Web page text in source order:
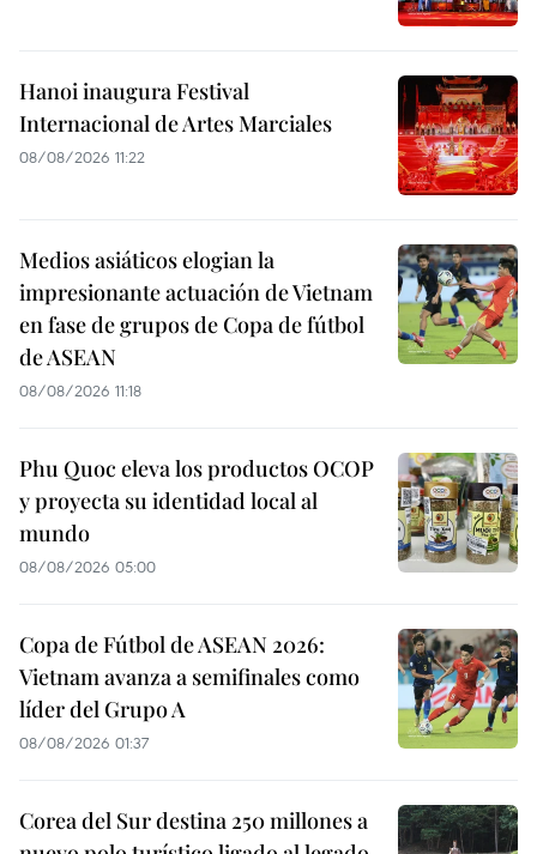
Hanoi inaugura Festival
Internacional de Artes Marciales
08/08/2026 11:22
Medios asiáticos elogian la
impresionante actuación de Vietnam
en fase de grupos de Copa de fútbol
de ASEAN
08/08/2026 11:18
Phu Quoc eleva los productos OCOP
y proyecta su identidad local al
mundo
08/08/2026 05:00
Copa de Fútbol de ASEAN 2026:
Vietnam avanza a semifinales como
líder del Grupo A
08/08/2026 01:37
Corea del Sur destina 250 millones a